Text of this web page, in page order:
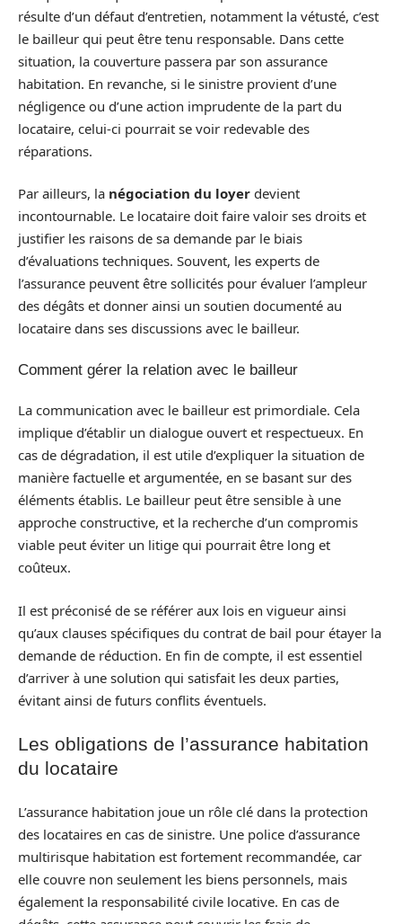
résulte d’un défaut d’entretien, notamment la vétusté, c’est
le bailleur qui peut être tenu responsable. Dans cette
situation, la couverture passera par son assurance
habitation. En revanche, si le sinistre provient d’une
négligence ou d’une action imprudente de la part du
locataire, celui-ci pourrait se voir redevable des
réparations.
Par ailleurs, la négociation du loyer devient
incontournable. Le locataire doit faire valoir ses droits et
justifier les raisons de sa demande par le biais
d’évaluations techniques. Souvent, les experts de
l’assurance peuvent être sollicités pour évaluer l’ampleur
des dégâts et donner ainsi un soutien documenté au
locataire dans ses discussions avec le bailleur.
Comment gérer la relation avec le bailleur
La communication avec le bailleur est primordiale. Cela
implique d’établir un dialogue ouvert et respectueux. En
cas de dégradation, il est utile d’expliquer la situation de
manière factuelle et argumentée, en se basant sur des
éléments établis. Le bailleur peut être sensible à une
approche constructive, et la recherche d’un compromis
viable peut éviter un litige qui pourrait être long et
coûteux.
Il est préconisé de se référer aux lois en vigueur ainsi
qu’aux clauses spécifiques du contrat de bail pour étayer la
demande de réduction. En fin de compte, il est essentiel
d’arriver à une solution qui satisfait les deux parties,
évitant ainsi de futurs conflits éventuels.
Les obligations de l’assurance habitation
du locataire
L’assurance habitation joue un rôle clé dans la protection
des locataires en cas de sinistre. Une police d’assurance
multirisque habitation est fortement recommandée, car
elle couvre non seulement les biens personnels, mais
également la responsabilité civile locative. En cas de